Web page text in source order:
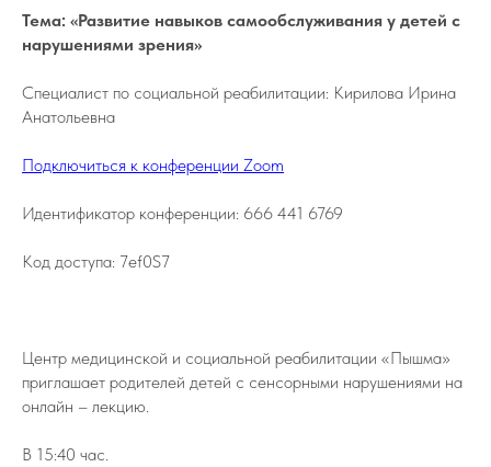
Тема: «Развитие навыков самообслуживания у детей с
нарушениями зрения»
Специалист по социальной реабилитации: Кирилова Ирина
Анатольевна
Подключиться к конференции Zoom
Идентификатор конференции: 666 441 6769
Код доступа: 7ef0S7
Центр медицинской и социальной реабилитации «Пышма»
приглашает родителей детей с сенсорными нарушениями на
онлайн – лекцию.
В 15:40 час.